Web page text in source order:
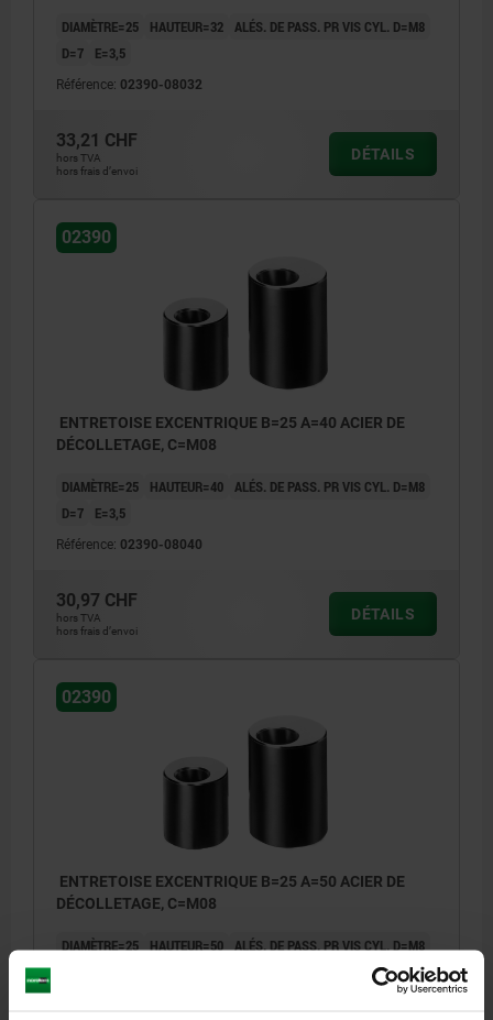
DIAMÈTRE=25 HAUTEUR=32 ALÉS. DE PASS. PR VIS CYL. D=M8
D=7
E=3,5
Référence: 02390-08032
33,21 CHF
hors TVA
hors frais d’envoi
DÉTAILS
02390
ENTRETOISE EXCENTRIQUE B=25 A=40 ACIER DE
DÉCOLLETAGE, C=M08
DIAMÈTRE=25 HAUTEUR=40
ALÉS. DE PASS. PR VIS CYL. D=M8
D=7
E=3,5
Référence: 02390-08040
30,97 CHF
hors TVA
hors frais d’envoi
DÉTAILS
02390
ENTRETOISE EXCENTRIQUE B=25 A=50 ACIER DE
DÉCOLLETAGE, C=M08
DIAMÈTRE=25 HAUTEUR=50 ALÉS. DE PASS. PR VIS CYL. D=M8